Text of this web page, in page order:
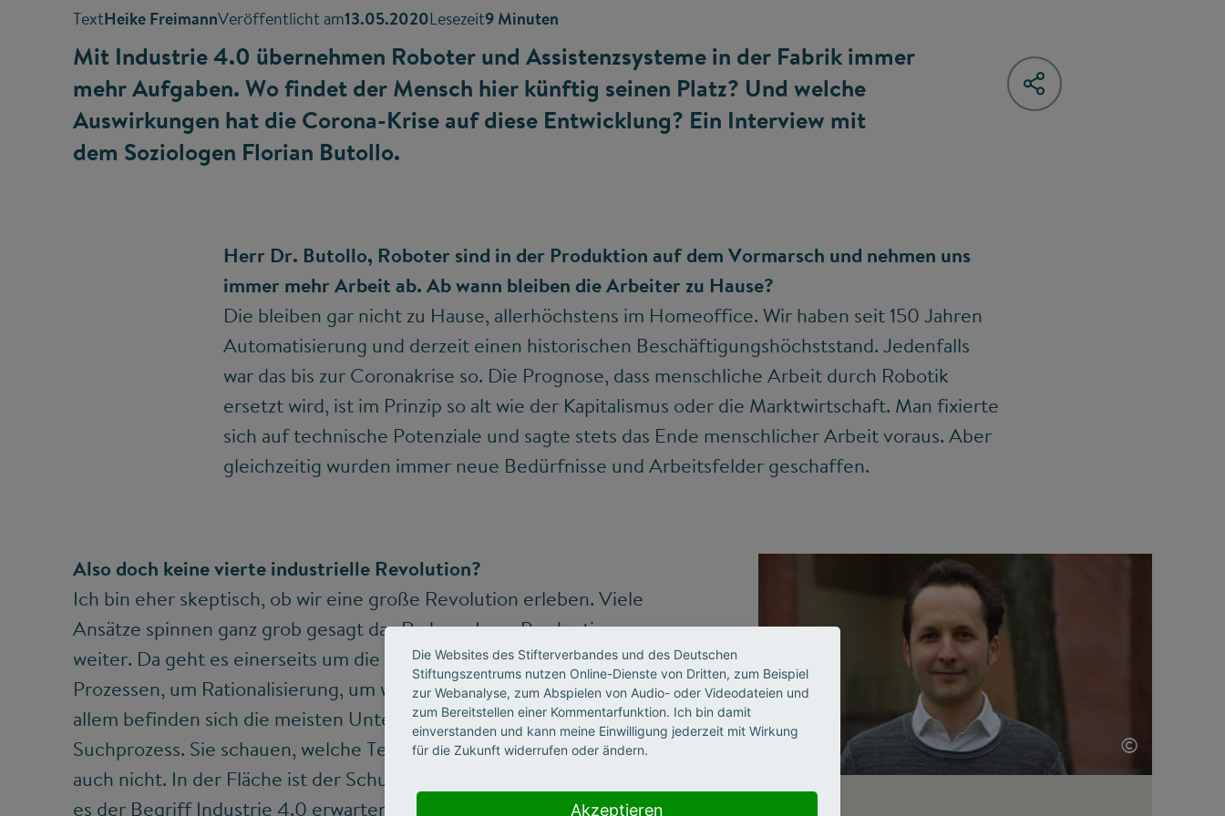
TextHeike FreimannVeröffentlicht am13.05.2020Lesezeit9 Minuten
Mit Industrie 4.0 übernehmen Roboter und Assistenzsysteme in der Fabrik immer
mehr Aufgaben. Wo findet der Mensch hier künftig seinen Platz? Und welche
Auswirkungen hat die Corona-Krise auf diese Entwicklung? Ein Interview mit
dem Soziologen Florian Butollo.
Herr Dr. Butollo, Roboter sind in der Produktion auf dem Vormarsch und nehmen uns
immer mehr Arbeit ab. Ab wann bleiben die Arbeiter zu Hause?
Die bleiben gar nicht zu Hause, allerhöchstens im Homeoffice. Wir haben seit 150 Jahren
Automatisierung und derzeit einen historischen Beschäftigungshöchststand. Jedenfalls
war das bis zur Coronakrise so. Die Prognose, dass menschliche Arbeit durch Robotik
ersetzt wird, ist im Prinzip so alt wie der Kapitalismus oder die Marktwirtschaft. Man fixierte
sich auf technische Potenziale und sagte stets das Ende menschlicher Arbeit voraus. Aber
gleichzeitig wurden immer neue Bedürfnisse und Arbeitsfelder geschaffen.
Also doch keine vierte industrielle Revolution?
Ich bin eher skeptisch, ob wir eine große Revolution erleben. Viele
Ansätze spinnen ganz grob gesagt das Rad von Lean Production
weiter. Da geht es einerseits um die Effizienzsteigerung von
Prozessen, um Rationalisierung, um weitere Flexibilisierung. Vor
allem befinden sich die meisten Unternehmen zurzeit in einem
Suchprozess. Sie schauen, welche Technologien sich rentieren oder
auch nicht. In der Fläche ist der Schub weit weniger spektakulär, als
es der Begriff Industrie 4.0 erwarten lässt.
©
Die Websites des Stifterverbandes und des Deutschen
Stiftungszentrums nutzen Online-Dienste von Dritten, zum Beispiel
zur Webanalyse, zum Abspielen von Audio- oder Videodateien und
zum Bereitstellen einer Kommentarfunktion. Ich bin damit
einverstanden und kann meine Einwilligung jederzeit mit Wirkung
für die Zukunft widerrufen oder ändern.
Akzeptieren